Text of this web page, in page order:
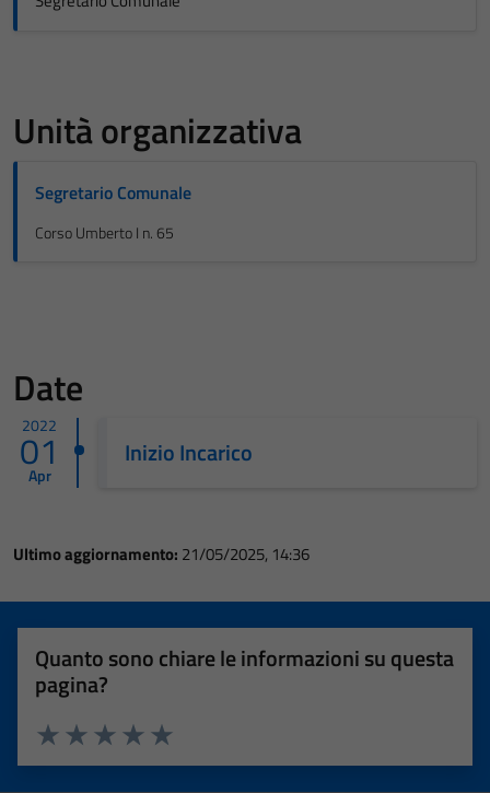
Unità organizzativa
Segretario Comunale
Corso Umberto I n. 65
Date
2022
01
Apr
Inizio Incarico
Ultimo aggiornamento: 21/05/2025, 14:36
Quanto sono chiare le informazioni su questa
pagina?
Valuta 5 stelle su 5
Valuta 4 stelle su 5
Valuta 3 stelle su 5
Valuta 2 stelle su 5
Valuta 1 stelle su 5